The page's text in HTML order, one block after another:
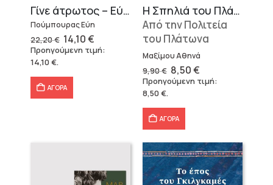
Γίνε άτρωτος – Εύη Πούμπουρας
Πούμπουρας Εύη
22,20€ Original
price
was:
14,10€Η
τρέχουσα
τιμή
Προηγούμενη τιμή:
14,10€.
ΑΓΟΡΑ
Η Σπηλιά του Πλάτωνα
Από την Πολιτεία
του Πλάτωνα
Μαξίμου Αθηνά
9,90€ Original
price
was:
8,50€Η
τρέχουσα
τιμή
Προηγούμενη τιμή:
8,50€.
ΑΓΟΡΑ